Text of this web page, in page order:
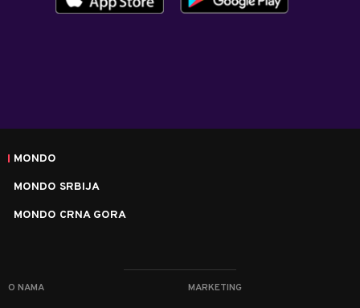
MONDO
MONDO SRBIJA
MONDO CRNA GORA
O NAMA MARKETING